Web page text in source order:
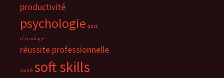
productivité
psychologie quiz
réseautage
réussite professionnelle
santé soft skills